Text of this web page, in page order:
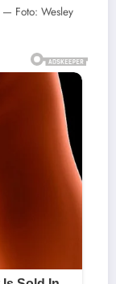
— Foto: Wesley